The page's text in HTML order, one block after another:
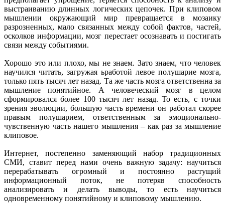
выстраиванию длинных логических цепочек. При клиповом
мышлении окружающий мир превращается в мозаику
разрозненных, мало связанных между собой фактов, частей,
осколков информации, мозг перестает осознавать и постигать
связи между событиями.
Хорошо это или плохо, мы не знаем. Зато знаем, что человек
научился читать, загружая ьработой левое полушарие мозга,
только пять тысяч лет назад. Та же часть мозга ответственна за
мышление понятийное. А человеческий мозг в целом
сформировался более 100 тысяч лет назад. То есть, с точки
зрения эволюции, большую часть времени он работал скорее
правым полушарием, ответственным за эмоционально-
чувственную часть нашего мышления – как раз за мышление
клиповое.
Интернет, постепенно заменяющий набор традиционных
СМИ, ставит перед нами очень важную задачу: научиться
перерабатывать огромный и постоянно растущий
информационный поток, не потеряв способность
анализировать и делать выводы, то есть научиться
одновременному понятийному и клиповому мышлению.